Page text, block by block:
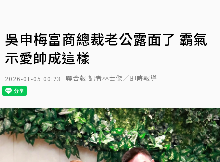
吳申梅富商總裁老公露面了 霸氣
示愛帥成這樣
2026-01-05 00:23 聯合報 記者林士傑／即時報導